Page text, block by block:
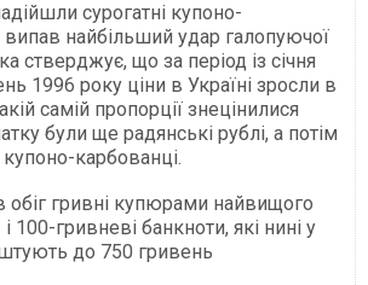
сурогатні купоно-
випав найбільший удар галопуючої
стверджує, що за період із січня
1996 року ціни в Україні зросли в
самій пропорції знецінилися
були ще радянські рублі, а потім
карбованці.
обіг гривні купюрами найвищого
100-гривневі банкноти, які нині у
до 750 гривень